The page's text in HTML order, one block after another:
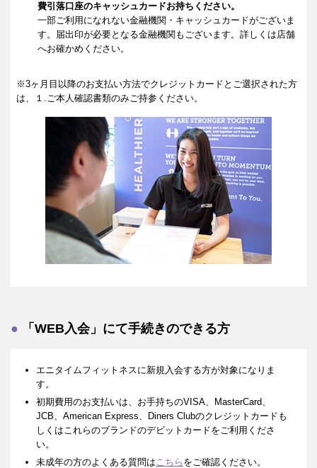
費引落口座のキャッシュカードお持ちください。
一部ご利用になれない金融機関・キャッシュカードがございま
す。届出印が必要となる金融機関もございます。詳しくは店舗
へお確かめください。
※3ヶ月目以降のお支払い方法でクレジットカードとご選択された方
は、１.ご本人確認書類のみご持参ください。
「WEB入会」にて手続きのできる方
エニタイムフィットネスに新規入会する方が対象になりま
す。
初期費用のお支払いは、お手持ちのVISA、MasterCard、
JCB、American Express、Diners Clubのクレジットカードも
しくはこれらのブランドのデビットカードをご利用くださ
い。
未成年の方のよくある質問はこちら をご確認ください。